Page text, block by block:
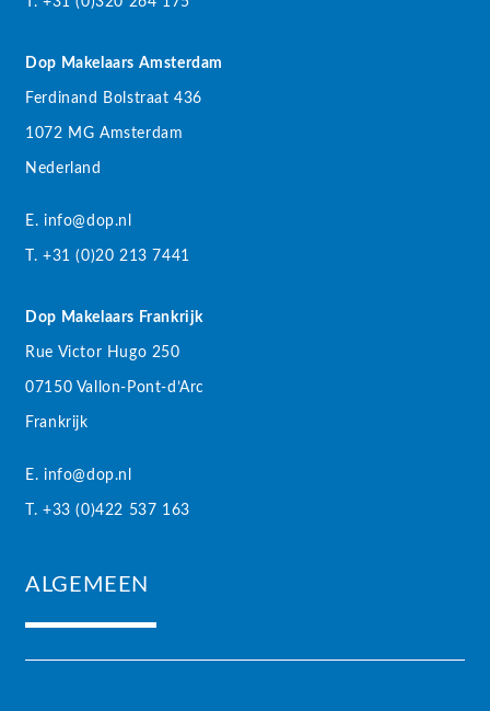
Dop Makelaars Amsterdam
Ferdinand Bolstraat 436
1072 MG Amsterdam
Nederland
E. info@dop.nl
T. +31 (0)20 213 7441
Dop Makelaars Frankrijk
Rue Victor Hugo 250
07150 Vallon-Pont-d’Arc
Frankrijk
E. info@dop.nl
T. +33 (0)422 537 163
ALGEMEEN